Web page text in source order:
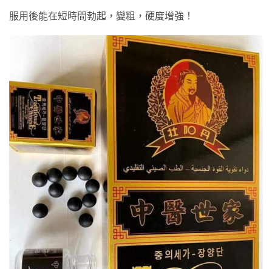
服用後能在短時間勃起，變粗，硬度增強！